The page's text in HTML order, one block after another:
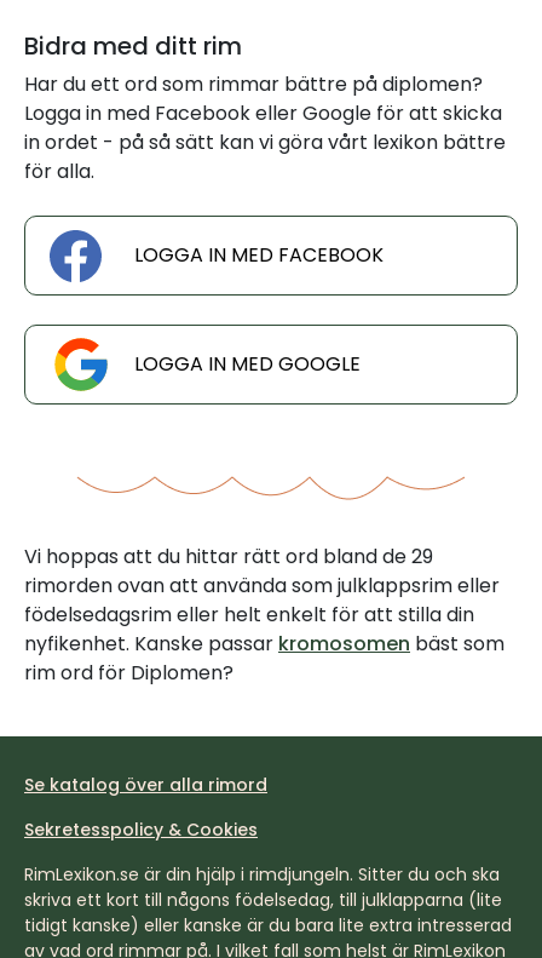
Bidra med ditt rim
Har du ett ord som rimmar bättre på diplomen?
Logga in med Facebook eller Google för att skicka
in ordet - på så sätt kan vi göra vårt lexikon bättre
för alla.
LOGGA IN MED FACEBOOK
LOGGA IN MED GOOGLE
Vi hoppas att du hittar rätt ord bland de 29
rimorden ovan att använda som julklappsrim eller
födelsedagsrim eller helt enkelt för att stilla din
nyfikenhet. Kanske passar kromosomen bäst som
rim ord för Diplomen?
Se katalog över alla rimord
Sekretesspolicy & Cookies
RimLexikon.se är din hjälp i rimdjungeln. Sitter du och ska
skriva ett kort till någons födelsedag, till julklapparna (lite
tidigt kanske) eller kanske är du bara lite extra intresserad
av vad ord rimmar på. I vilket fall som helst är RimLexikon